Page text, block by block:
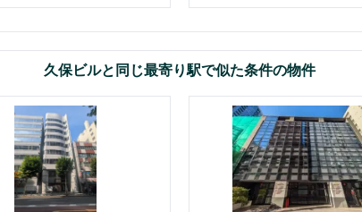
久保ビルと同じ最寄り駅で似た条件の物件